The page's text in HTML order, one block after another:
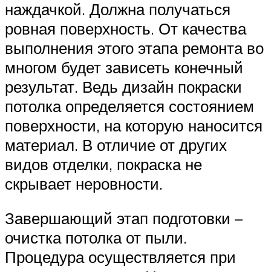
наждачкой. Должна получаться
ровная поверхность. От качества
выполнения этого этапа ремонта во
многом будет зависеть конечный
результат. Ведь дизайн покраски
потолка определяется состоянием
поверхности, на которую наносится
материал. В отличие от других
видов отделки, покраска не
скрывает неровности.
Завершающий этап подготовки –
очистка потолка от пыли.
Процедура осуществляется при